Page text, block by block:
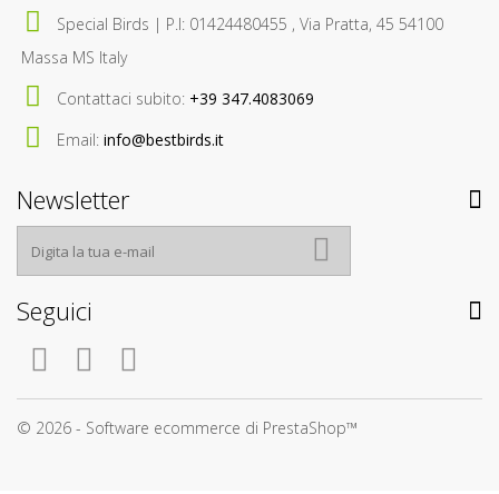
© 2026 - Software ecommerce di PrestaShop™
Special Birds | P.I: 01424480455 , Via Pratta, 45 54100
Massa MS Italy
Contattaci subito: +39 347.4083069
Email: info@bestbirds.it
Newsletter
Seguici